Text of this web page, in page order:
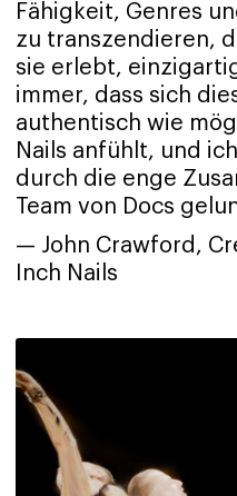
Fähigkeit, Genres
zu transzendieren,
sie erlebt,
immer, dass sich
authentisch wie
Nails anfühlt, und
durch die enge
Team von Docs
— John Crawford,
Inch Nails